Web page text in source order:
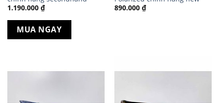
1.190.000 ₫
MUA NGAY
890.000 ₫